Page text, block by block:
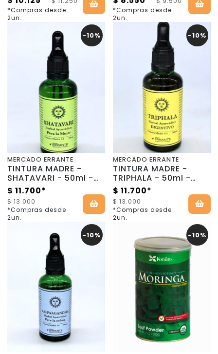
*Compras desde
2un.
Errante
*Compras desde
2un.
-10%
MERCADO ERRANTE
TINTURA MADRE -
SHATAVARI - 50ml -
Mercado Errante
$ 11.700*
$ 13.000
*Compras desde
2un.
-10%
MERCADO ERRANTE
TINTURA MADRE -
TRIPHALA - 50ml -
Mercado Errante
$ 11.700*
$ 13.000
*Compras desde
2un.
-10% -10%